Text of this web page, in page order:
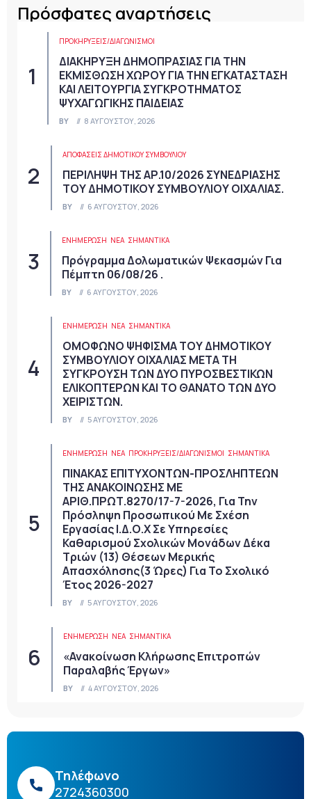
Πρόσφατες αναρτήσεις
ΠΡΟΚΗΡΎΞΕΙΣ/ΔΙΑΓΩΝΙΣΜΟΊ
ΔΙΑΚΗΡΥΞΗ ΔΗΜΟΠΡΑΣΙΑΣ ΓΙΑ ΤΗΝ
ΕΚΜΙΣΘΩΣΗ ΧΩΡΟΥ ΓΙΑ ΤΗΝ ΕΓΚΑΤΑΣΤΑΣΗ
ΚΑΙ ΛΕΙΤΟΥΡΓΙΑ ΣΥΓΚΡΟΤΗΜΑΤΟΣ
ΨΥΧΑΓΩΓΙΚΗΣ ΠΑΙΔΕΙΑΣ
BY 8 ΑΥΓΟΎΣΤΟΥ, 2026
ΑΠΟΦΆΣΕΙΣ ΔΗΜΟΤΙΚΟΎ ΣΥΜΒΟΥΛΊΟΥ
ΠΕΡΙΛΗΨΗ ΤΗΣ ΑΡ.10/2026 ΣΥΝΕΔΡΙΑΣΗΣ
ΤΟΥ ΔΗΜΟΤΙΚΟΥ ΣΥΜΒΟΥΛΙΟΥ ΟΙΧΑΛΙΑΣ.
BY 6 ΑΥΓΟΎΣΤΟΥ, 2026
ΕΝΗΜΕΡΩΣΗ ΝΈΑ ΣΗΜΑΝΤΙΚΆ
Πρόγραμμα Δολωματικών Ψεκασμών Για
Πέμπτη 06/08/26 .
BY 6 ΑΥΓΟΎΣΤΟΥ, 2026
ΕΝΗΜΕΡΩΣΗ ΝΈΑ ΣΗΜΑΝΤΙΚΆ
ΟΜΟΦΩΝΟ ΨΗΦΙΣΜΑ ΤΟΥ ΔΗΜΟΤΙΚΟΥ
ΣΥΜΒΟΥΛΙΟΥ ΟΙΧΑΛΙΑΣ ΜΕΤΑ ΤΗ
ΣΥΓΚΡΟΥΣΗ ΤΩΝ ΔΥΟ ΠΥΡΟΣΒΕΣΤΙΚΩΝ
ΕΛΙΚΟΠΤΕΡΩΝ ΚΑΙ ΤΟ ΘΑΝΑΤΟ ΤΩΝ ΔΥΟ
ΧΕΙΡΙΣΤΩΝ.
BY 5 ΑΥΓΟΎΣΤΟΥ, 2026
ΕΝΗΜΕΡΩΣΗ ΝΈΑ ΠΡΟΚΗΡΎΞΕΙΣ/ΔΙΑΓΩΝΙΣΜΟΊ ΣΗΜΑΝΤΙΚΆ
ΠΙΝΑΚΑΣ ΕΠΙΤΥΧΟΝΤΩΝ-ΠΡΟΣΛΗΠΤΕΩΝ
ΤΗΣ ΑΝΑΚΟΙΝΩΣΗΣ ΜΕ
ΑΡΙΘ.ΠΡΩΤ.8270/17-7-2026, Για Την
Πρόσληψη Προσωπικού Με Σχέση
Εργασίας Ι.Δ.Ο.Χ Σε Υπηρεσίες
Καθαρισμού Σχολικών Μονάδων Δέκα
Τριών (13) Θέσεων Μερικής
Απασχόλησης(3 Ώρες) Για Το Σχολικό
Έτος 2026-2027
BY 5 ΑΥΓΟΎΣΤΟΥ, 2026
ΕΝΗΜΕΡΩΣΗ ΝΈΑ ΣΗΜΑΝΤΙΚΆ
«Ανακοίνωση Κλήρωσης Επιτροπών
Παραλαβής Έργων»
BY 4 ΑΥΓΟΎΣΤΟΥ, 2026
Τηλέφωνο
2724360300